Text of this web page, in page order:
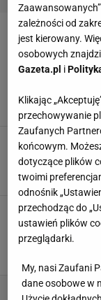
THIAGO
zależności od
jest kierowany.
osobowych
Gazeta.pl i
Klikając
przechowywanie
Zaufanych
końcowym.
dotyczące plików
twoimi
odnośnik
przechodząc do
ustawień plików
przeglądarki.
My, nasi Zaufani
dane osobowe w